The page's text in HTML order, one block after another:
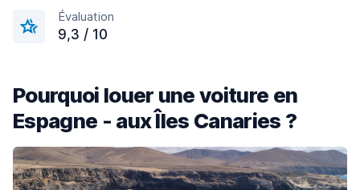
Évaluation
9,3 / 10
Pourquoi louer une voiture en
Espagne - aux Îles Canaries ?